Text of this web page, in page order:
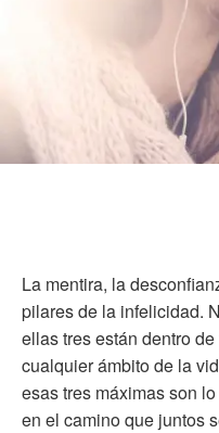
La mentira, la
pilares de la infelicidad.
ellas tres están dentro
cualquier ámbito de la
esas tres máximas son
en el camino que juntos